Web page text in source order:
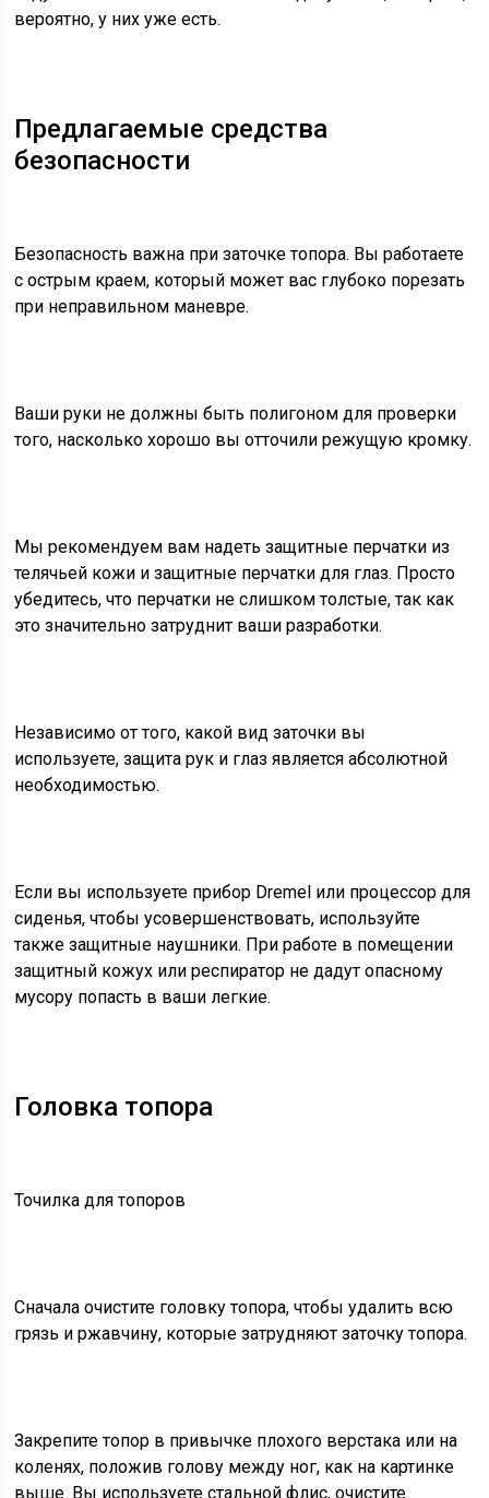
вероятно, у них уже есть.
Предлагаемые средства
безопасности
Безопасность важна при заточке топора. Вы работаете
с острым краем, который может вас глубоко порезать
при неправильном маневре.
Ваши руки не должны быть полигоном для проверки
того, насколько хорошо вы отточили режущую кромку.
Мы рекомендуем вам надеть защитные перчатки из
телячьей кожи и защитные перчатки для глаз. Просто
убедитесь, что перчатки не слишком толстые, так как
это значительно затруднит ваши разработки.
Независимо от того, какой вид заточки вы
используете, защита рук и глаз является абсолютной
необходимостью.
Если вы используете прибор Dremel или процессор для
сиденья, чтобы усовершенствовать, используйте
также защитные наушники. При работе в помещении
защитный кожух или респиратор не дадут опасному
мусору попасть в ваши легкие.
Головка топора
Точилка для топоров
Сначала очистите головку топора, чтобы удалить всю
грязь и ржавчину, которые затрудняют заточку топора.
Закрепите топор в привычке плохого верстака или на
коленях, положив голову между ног, как на картинке
выше. Вы используете стальной флис, очистите